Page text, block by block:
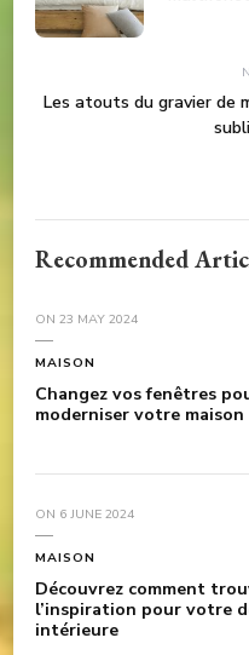
Les atouts du gravier de
Recommended
ON 23 MAY 2024
MAISON
Changez vos fenêtres
moderniser votre maison
ON 6 JUNE 2024
MAISON
Découvrez comment
l’inspiration pour votre
intérieure